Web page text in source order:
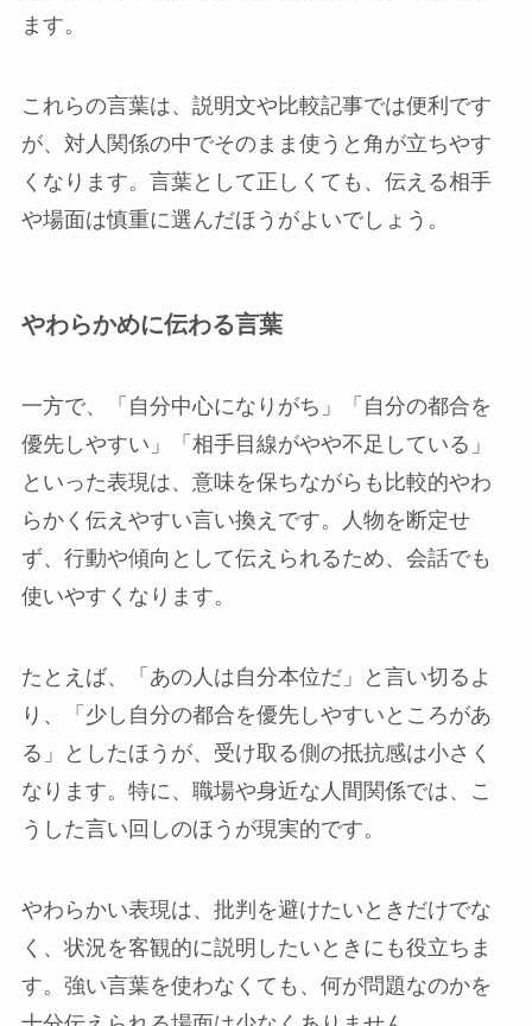
ます。
これらの言葉は、説明文や比較記事では便利です
が、対人関係の中でそのまま使うと角が立ちやす
くなります。言葉として正しくても、伝える相手
や場面は慎重に選んだほうがよいでしょう。
やわらかめに伝わる言葉
一方で、「自分中心になりがち」「自分の都合を
優先しやすい」「相手目線がやや不足している」
といった表現は、意味を保ちながらも比較的やわ
らかく伝えやすい言い換えです。人物を断定せ
ず、行動や傾向として伝えられるため、会話でも
使いやすくなります。
たとえば、「あの人は自分本位だ」と言い切るよ
り、「少し自分の都合を優先しやすいところがあ
る」としたほうが、受け取る側の抵抗感は小さく
なります。特に、職場や身近な人間関係では、こ
うした言い回しのほうが現実的です。
やわらかい表現は、批判を避けたいときだけでな
く、状況を客観的に説明したいときにも役立ちま
す。強い言葉を使わなくても、何が問題なのかを